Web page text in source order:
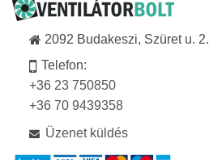
2092 Budakeszi, Szüret u. 2.
Telefon:
+36 23 750850
+36 70 9439358
Üzenet küldés